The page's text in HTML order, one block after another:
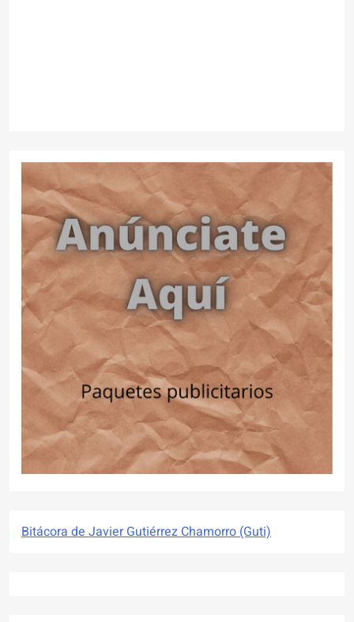
Bitácora de Javier Gutiérrez Chamorro (Guti)